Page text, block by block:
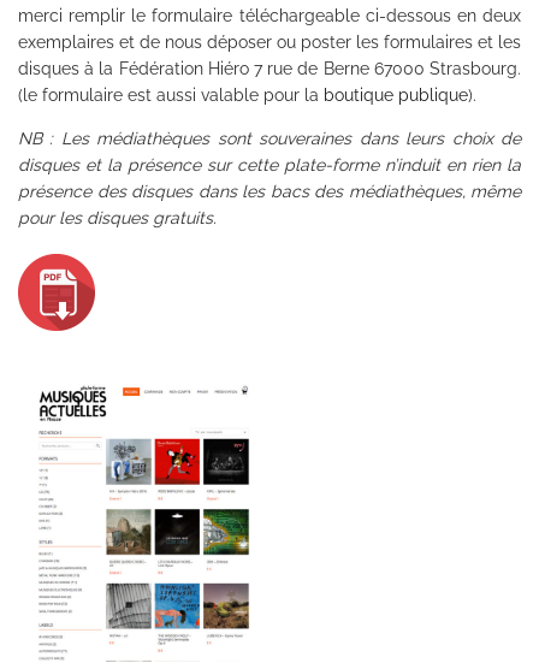
merci remplir le formulaire téléchargeable ci-dessous en deux
exemplaires et de nous déposer ou poster les formulaires et les
disques à la Fédération Hiéro 7 rue de Berne 67000 Strasbourg.
(le formulaire est aussi valable pour la boutique publique).
NB : Les médiathèques sont souveraines dans leurs choix de
disques et la présence sur cette plate-forme n’induit en rien la
présence des disques dans les bacs des médiathèques, même
pour les disques gratuits.